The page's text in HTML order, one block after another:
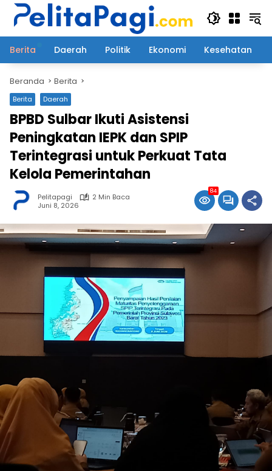
Langsung
Berita
Daerah Politik Ekonomi Kesehatan
Beranda Berita
Berita Daerah
BPBD Sulbar Ikuti Asistensi
Peningkatan IEPK dan SPIP
Terintegrasi untuk Perkuat Tata
Kelola Pemerintahan
Pelitapagi
2 Min Baca
Juni 8, 2026
84